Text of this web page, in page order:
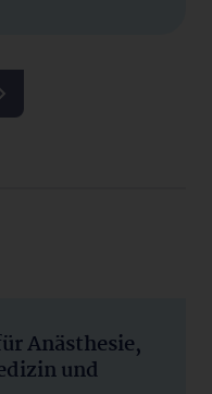
Anästhesie,
und